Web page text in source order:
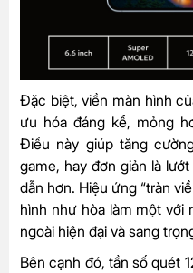
Đặc biệt, viền màn hình
ưu hóa đáng kể, mỏng
Điều này giúp tăng
game, hay đơn giản là
dẫn hơn. Hiệu ứng “tràn
hình như hòa làm một với
ngoài hiện đại và sang
Bên cạnh đó, tần số quét